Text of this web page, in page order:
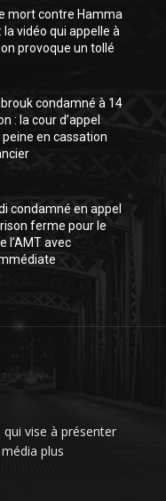
mort contre Hamma
la vidéo qui appelle à
provoque un tollé
condamné à 14
: la cour d’appel
en cassation
condamné en appel
ferme pour le
l’AMT avec
vise à présenter
plus